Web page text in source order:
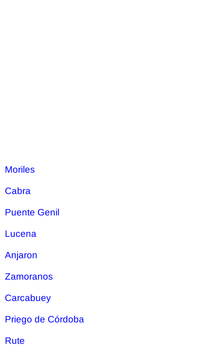
Moriles
Cabra
Puente Genil
Lucena
Anjaron
Zamoranos
Carcabuey
Priego de Córdoba
Rute